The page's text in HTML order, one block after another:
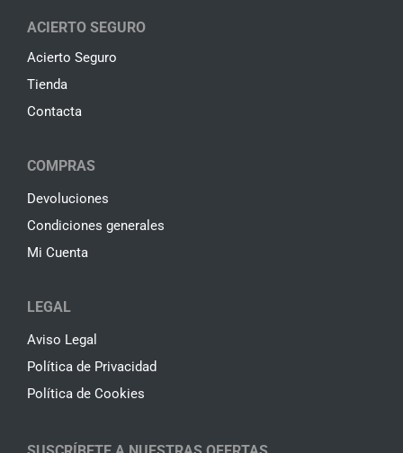
ACIERTO SEGURO
Acierto Seguro
Tienda
Contacta
COMPRAS
Devoluciones
Condiciones generales
Mi Cuenta
LEGAL
Aviso Legal
Política de Privacidad
Política de Cookies